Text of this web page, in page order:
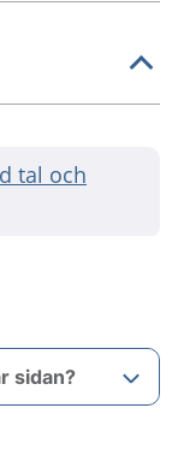
tal och
sidan?